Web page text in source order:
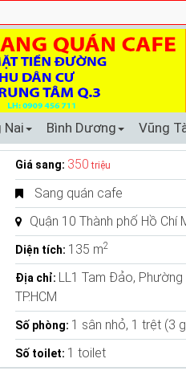
Nai Bình Dương Vũng
Giá sang: 350 triệu
Sang quán cafe
Quận 10 Thành phố Hồ Chí
Diện tích: 135 m2
Địa chỉ: LL1 Tam Đảo, Phường
TP.HCM
Số phòng: 1 sân nhỏ, 1 trệt (3
Số toilet: 1 toilet